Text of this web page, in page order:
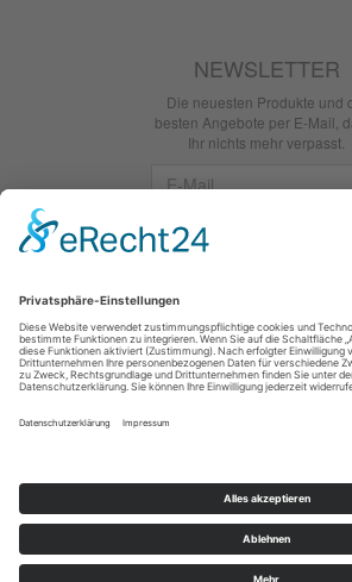
NEWSLETTER
Die neuesten Produkte und
besten Angebote per E-Mail,
Ihr nichts mehr verpasst.
Facebook
*inkl.